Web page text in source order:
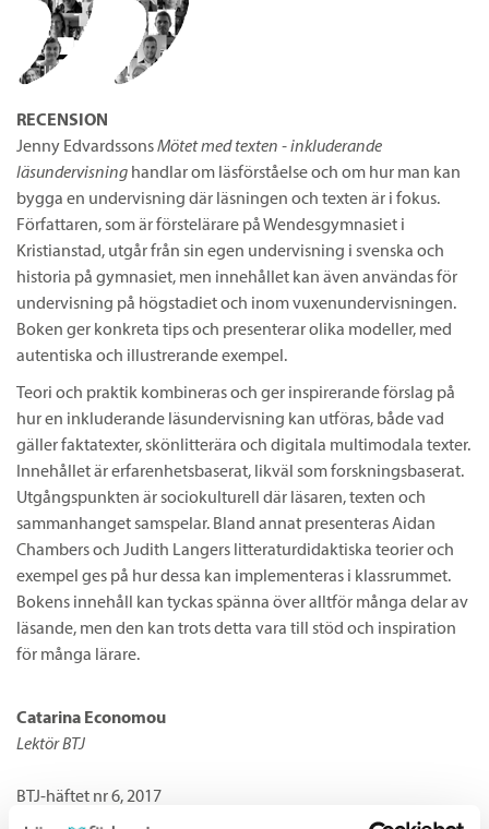
RECENSION
Jenny EdvardssonsMötet med texten - inkluderande
läsundervisning handlar om läsförståelse och om hur man kan
bygga en undervisning där läsningen och texten är i fokus.
Författaren, som är förstelärare på Wendesgymnasiet i
Kristianstad, utgår från sin egen undervisning i svenska och
historia på gymnasiet, men innehållet kan även användas för
undervisning på högstadiet och inom vuxenundervisningen.
Boken ger konkreta tips och presenterar olika modeller, med
autentiska och illustrerande exempel.
Teori och praktik kombineras och ger inspirerande förslag på
hur en inkluderande läsundervisning kan utföras, både vad
gäller faktatexter, skönlitterära och digitala multimodala texter.
Innehållet är erfarenhetsbaserat, likväl som forskningsbaserat.
Utgångspunkten är sociokulturell där läsaren, texten och
sammanhanget samspelar. Bland annat presenteras Aidan
Chambers och Judith Langers litteraturdidaktiska teorier och
exempel ges på hur dessa kan implementeras i klassrummet.
Bokens innehåll kan tyckas spänna över alltför många delar av
läsande, men den kan trots detta vara till stöd och inspiration
för många lärare.
Catarina Economou
Lektör BTJ
BTJ-häftet nr 6, 2017